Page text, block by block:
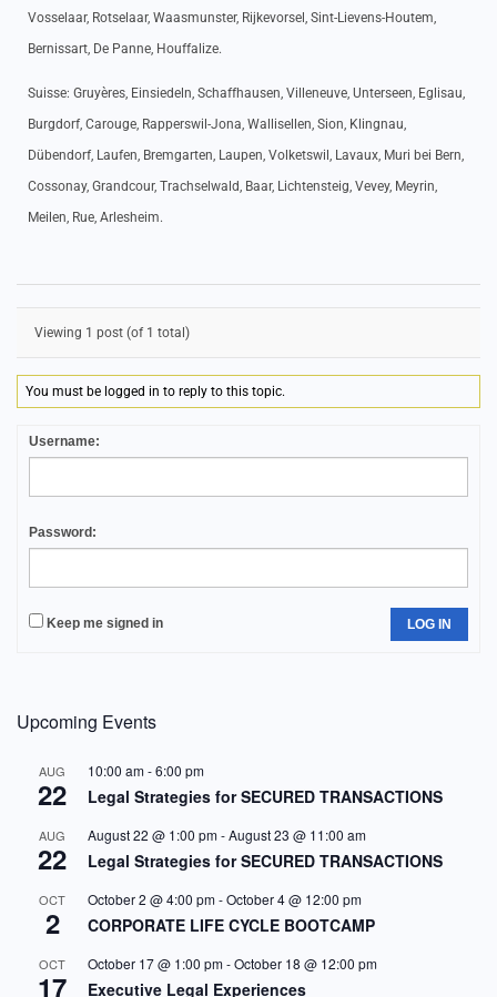
Vosselaar, Rotselaar, Waasmunster, Rijkevorsel, Sint-Lievens-Houtem,
Bernissart, De Panne, Houffalize.
Suisse: Gruyères, Einsiedeln, Schaffhausen, Villeneuve, Unterseen, Eglisau,
Burgdorf, Carouge, Rapperswil-Jona, Wallisellen, Sion, Klingnau,
Dübendorf, Laufen, Bremgarten, Laupen, Volketswil, Lavaux, Muri bei Bern,
Cossonay, Grandcour, Trachselwald, Baar, Lichtensteig, Vevey, Meyrin,
Meilen, Rue, Arlesheim.
Viewing 1 post (of 1 total)
You must be logged in to reply to this topic.
Username:
Password:
Keep me signed in LOG IN
Upcoming Events
AUG
22
10:00 am-6:00 pm
Legal Strategies for SECURED TRANSACTIONS
AUG
22
August 22 @ 1:00 pm-August 23 @ 11:00 am
Legal Strategies for SECURED TRANSACTIONS
OCT
2
October 2 @ 4:00 pm-October 4 @ 12:00 pm
CORPORATE LIFE CYCLE BOOTCAMP
OCT
17
October 17 @ 1:00 pm-October 18 @ 12:00 pm
Executive Legal Experiences